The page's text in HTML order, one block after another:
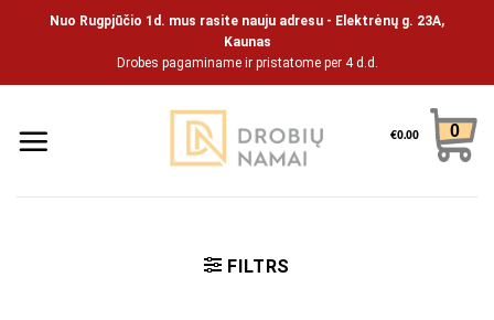
Nuo Rugpjūčio 1d. mus rasite nauju adresu - Elektrėnų g. 23A,
Kaunas
Drobes pagaminame ir pristatome per 4 d.d.
€0.00 0
FILTRS